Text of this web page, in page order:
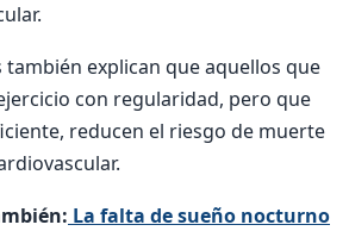
también explican que aquellos que
con regularidad, pero que
reducen el riesgo de muerte
La falta de sueño nocturno